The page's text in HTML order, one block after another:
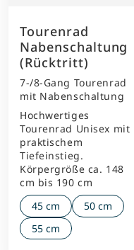
Tourenrad
Nabenschaltung
(Rücktritt)
7-/8-Gang Tourenrad
mit Nabenschaltung
Hochwertiges
Tourenrad Unisex mit
praktischem
Tiefeinstieg.
Körpergröße ca. 148
cm bis 190 cm
45 cm
50 cm
55 cm